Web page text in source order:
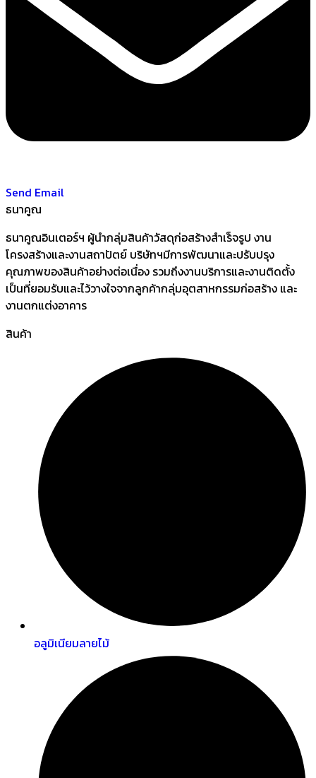
Send Email
ธนาคูณ
ธนาคูณอินเตอร์ฯ ผู้นำกลุ่มสินค้าวัสดุก่อสร้างสำเร็จรูป งาน
โครงสร้างและงานสถาปัตย์ บริษัทฯมีการพัฒนาและปรับปรุง
คุณภาพของสินค้าอย่างต่อเนื่อง รวมถึงงานบริการและงานติดตั้ง
เป็นที่ยอมรับและไว้วางใจจากลูกค้ากลุ่มอุตสาหกรรมก่อสร้าง และ
งานตกแต่งอาคาร
สินค้า
อลูมิเนียมลายไม้